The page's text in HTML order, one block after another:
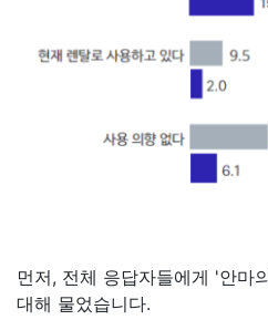
먼저, 전체 응답자들에게 '안마
대해 물었습니다.